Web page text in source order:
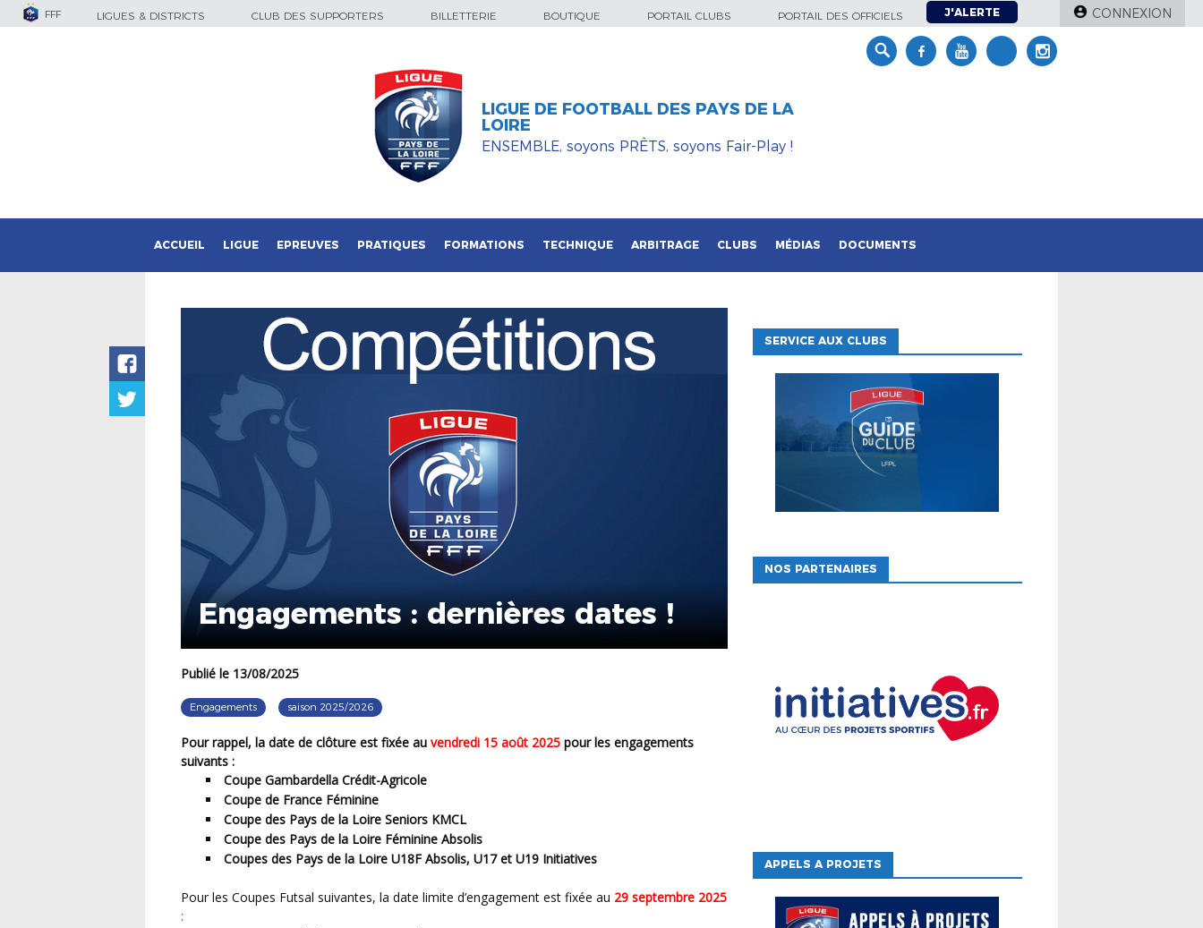
FFF LIGUES & DISTRICTS CLUB DES SUPPORTERS BILLETTERIE BOUTIQUE PORTAIL CLUBS PORTAIL DES OFFICIELS J'ALERTE CONNEXION
LIGUE DE FOOTBALL DES PAYS DE LA
LOIRE
ENSEMBLE, soyons PRÊTS, soyons Fair-Play !
ACCUEIL LIGUE EPREUVES PRATIQUES FORMATIONS TECHNIQUE ARBITRAGE CLUBS MÉDIAS DOCUMENTS
Engagements : dernières dates !
Publié le 13/08/2025
Engagements saison 2025/2026
Pour rappel, la date de clôture est fixée au vendredi 15 août 2025 pour les engagements
suivants :
Coupe Gambardella Crédit-Agricole
Coupe de France Féminine
Coupe des Pays de la Loire Seniors KMCL
Coupe des Pays de la Loire Féminine Absolis
Coupes des Pays de la Loire U18F Absolis, U17 et U19 Initiatives
Pour les Coupes Futsal suivantes, la date limite d’engagement est fixée au 29 septembre 2025
:
SERVICE AUX CLUBS
NOS PARTENAIRES
APPELS A PROJETS